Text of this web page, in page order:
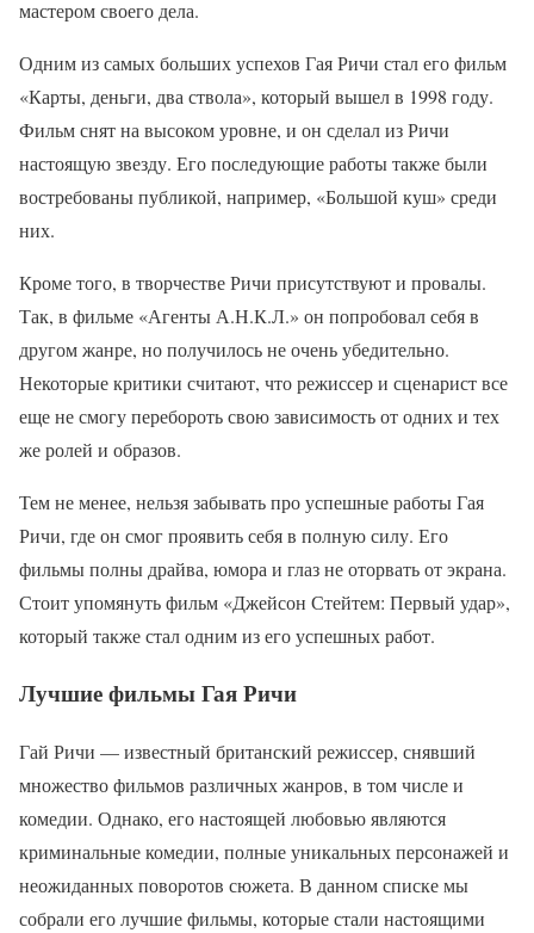
мастером своего дела.
Одним из самых больших успехов Гая Ричи стал его фильм
«Карты, деньги, два ствола», который вышел в 1998 году.
Фильм снят на высоком уровне, и он сделал из Ричи
настоящую звезду. Его последующие работы также были
востребованы публикой, например, «Большой куш» среди
них.
Кроме того, в творчестве Ричи присутствуют и провалы.
Так, в фильме «Агенты А.Н.К.Л.» он попробовал себя в
другом жанре, но получилось не очень убедительно.
Некоторые критики считают, что режиссер и сценарист все
еще не смогу перебороть свою зависимость от одних и тех
же ролей и образов.
Тем не менее, нельзя забывать про успешные работы Гая
Ричи, где он смог проявить себя в полную силу. Его
фильмы полны драйва, юмора и глаз не оторвать от экрана.
Стоит упомянуть фильм «Джейсон Стейтем: Первый удар»,
который также стал одним из его успешных работ.
Лучшие фильмы Гая Ричи
Гай Ричи — известный британский режиссер, снявший
множество фильмов различных жанров, в том числе и
комедии. Однако, его настоящей любовью являются
криминальные комедии, полные уникальных персонажей и
неожиданных поворотов сюжета. В данном списке мы
собрали его лучшие фильмы, которые стали настоящими